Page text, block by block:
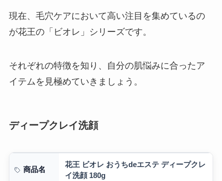
現在、毛穴ケアにおいて高い注目を集めているの
が花王の「ビオレ」シリーズです。
それぞれの特徴を知り、自分の肌悩みに合ったア
イテムを見極めていきましょう。
ディープクレイ洗顔
商品名
花王 ビオレ おうちdeエステ ディープクレ
イ洗顔 180g